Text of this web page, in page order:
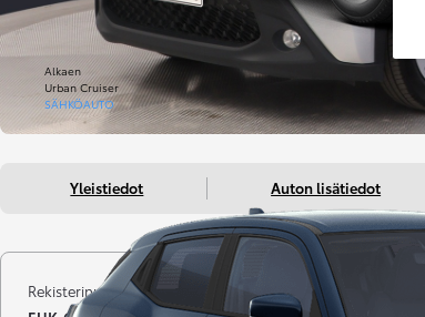
Alkaen
Urban Cruiser
SÄHKÖAUTO
Yleistiedot Auton lisätiedot
Rekisterinumero
Kilometrit